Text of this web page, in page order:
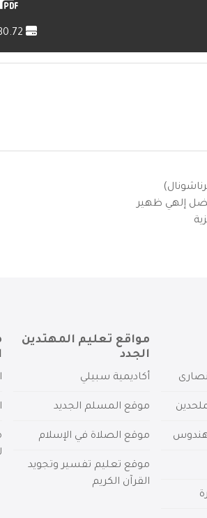
فضل إلهي ظهير
مواقع تعليم المهتدين
الجدد
أكاديمية سبيلي
موقع المسلم الجديد
موقع الصلاة في الإسلام
موقع تعليم تفسير وتجويد
القرآن الكريم